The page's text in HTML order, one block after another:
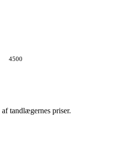
4500
af tandlægernes priser.